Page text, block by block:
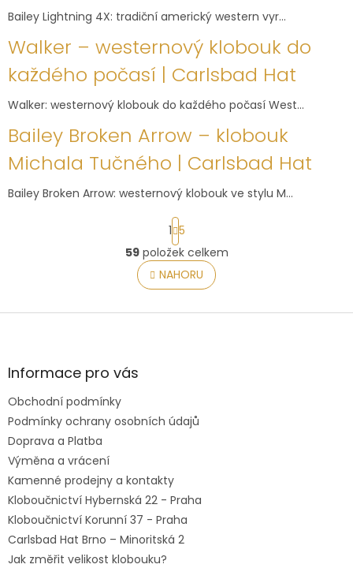
Bailey Lightning 4X: tradiční americký western vyr...
Walker – westernový klobouk do
každého počasí | Carlsbad Hat
Walker: westernový klobouk do každého počasí West...
Bailey Broken Arrow – klobouk
Michala Tučného | Carlsbad Hat
Bailey Broken Arrow: westernový klobouk ve stylu M...
O
v
l
d
k
i
s
u
S
t
r
á
n
k
v
1 5
59položek celkem
NAHORU
Z
aInformace pro vás
Obchodní podmínky
Podmínky ochrany osobních údajů
Doprava a Platba
Výměna a vrácení
Kamenné prodejny a kontakty
Kloboučnictví Hybernská 22 - Praha
Kloboučnictví Korunní 37 - Praha
Carlsbad Hat Brno – Minoritská 2
Jak změřit velikost klobouku?